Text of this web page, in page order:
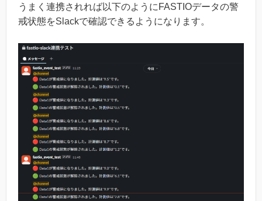
うまく連携されれば以下のようにFASTIOデータの警
戒状態をSlackで確認できるようになります。